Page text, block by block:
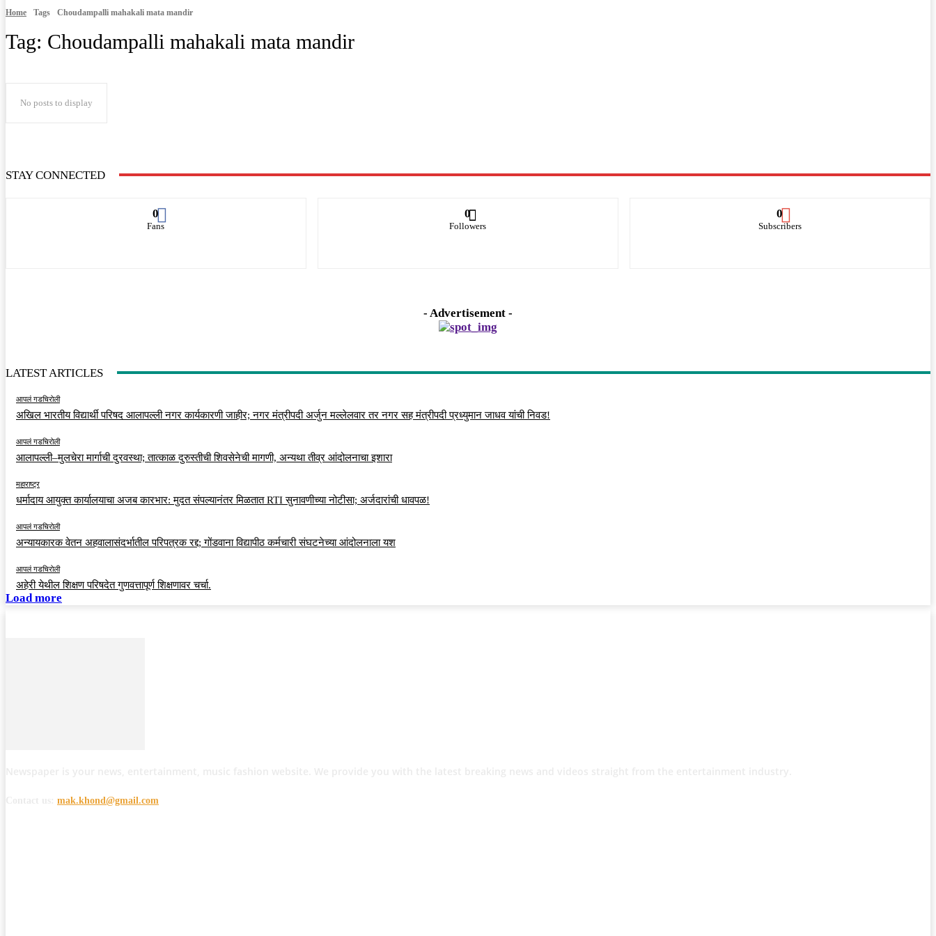
Home Tags Choudampalli mahakali mata mandir
Tag: Choudampalli mahakali mata mandir
No posts to display
STAY CONNECTED
0
Fans
0
Followers
0
Subscribers
- Advertisement -
LATEST ARTICLES
आपलं गडचिरोली
अखिल भारतीय विद्यार्थी परिषद आलापल्ली नगर कार्यकारणी जाहीर; नगर मंत्रीपदी अर्जुन मल्लेलवार तर नगर सह मंत्रीपदी प्रध्युमान जाधव यांची निवड!
आपलं गडचिरोली
आलापल्ली–मुलचेरा मार्गाची दुरवस्था; तात्काळ दुरुस्तीची शिवसेनेची मागणी, अन्यथा तीव्र आंदोलनाचा इशारा
महाराष्ट्र
धर्मादाय आयुक्त कार्यालयाचा अजब कारभार: मुदत संपल्यानंतर मिळतात RTI सुनावणीच्या नोटीसा; अर्जदारांची धावपळ!
आपलं गडचिरोली
अन्यायकारक वेतन अहवालासंदर्भातील परिपत्रक रद्द; गोंडवाना विद्यापीठ कर्मचारी संघटनेच्या आंदोलनाला यश
आपलं गडचिरोली
अहेरी येथील शिक्षण परिषदेत गुणवत्तापूर्ण शिक्षणावर चर्चा.
Load more
mak.khond@gmail.com